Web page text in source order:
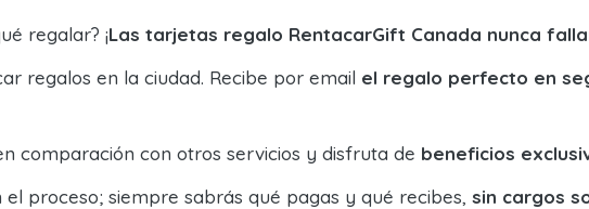
regalar? ¡Las tarjetas regalo RentacarGift Canada nunca
regalos en la ciudad. Recibe por email el regalo perfecto en
comparación con otros servicios y disfruta de beneficios
proceso; siempre sabrás qué pagas y qué recibes, sin cargos